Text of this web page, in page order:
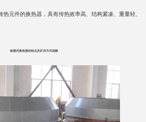
元件的换热器，具有传热效率高、结构紧凑、重量轻、
板翅式换热器的特点及贮存方式讲解